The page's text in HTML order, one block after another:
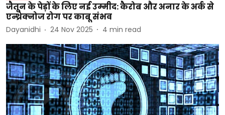
जैतून के पेड़ों के लिए नई उम्मीद: कैरोब और अनार के अर्क से
एन्थ्रेक्नोज रोग पर काबू संभव
Dayanidhi 24 Nov 2025 4 min read